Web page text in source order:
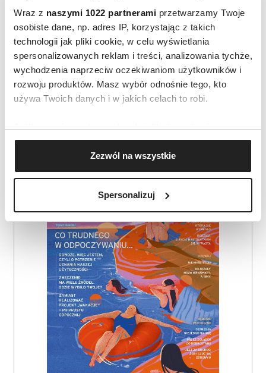
Wraz z naszymi 1022 partnerami przetwarzamy Twoje
osobiste dane, np. adres IP, korzystając z takich
technologii jak pliki cookie, w celu wyświetlania
spersonalizowanych reklam i treści, analizowania tychże,
wychodzenia naprzeciw oczekiwaniom użytkowników i
rozwoju produktów. Masz wybór odnośnie tego, kto
używa Twoich danych i w jakich celach to robi.
Jeśli wyrazisz na to zgodę, chcielibyśmy również:
Gromadzić dane dotyczące Twojej lokalizacji
geograficznej z dokładnością nawet do kilku metrów
Identyfikować Twoje urządzenie, aktywnie
(fingerprinting, czyli wirtualny odcisk palca)
dane są przetwarzane oraz ustaw własne preferencje w
sekcji szczegółów. W Deklaracji plików cookie możesz
zmienić lub wycofać swoją zgodę w dowolnej chwili.
Wykorzystujemy pliki cookie do spersonalizowania treści
i reklam, aby oferować funkcje społecznościowe i
analizować ruch w naszej witrynie. Informacje o tym, jak
korzystasz z naszej witryny, udostępniamy partnerom
społecznościowym, reklamowym i analitycznym.
Partnerzy mogą połączyć te informacje z innymi danymi
Zezwól na wszystkie
Spersonalizuj
kwartetów czy kwintetów NOSPR z pewnością
dostarczą inspiracji na cały tydzień.
AUTOPROMOCJA